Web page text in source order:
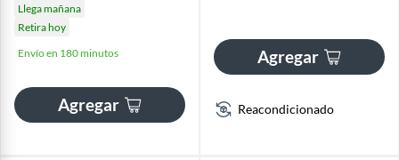
Llega mañana
Retira hoy
Envío en 180 minutos
Agregar
Agregar
Reacondicionado